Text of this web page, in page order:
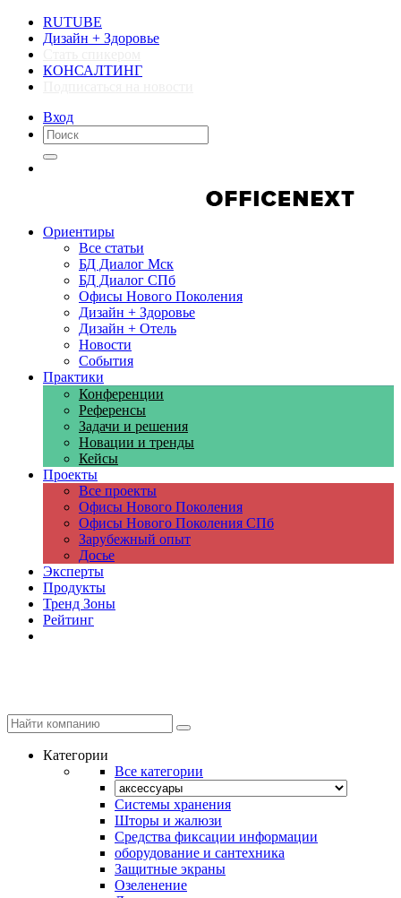
RUTUBE
Дизайн + Здоровье
КОНСАЛТИНГ
Вход
Ориентиры
Все статьи
БД Диалог Мск
БД Диалог СПб
Офисы Нового Поколения
Дизайн + Здоровье
Дизайн + Отель
Новости
События
Практики
Конференции
Референсы
Задачи и решения
Новации и тренды
Кейсы
Проекты
Все проекты
Офисы Нового Поколения
Офисы Нового Поколения СПб
Зарубежный опыт
Досье
Эксперты
Продукты
Тренд Зоны
Рейтинг
Категории
Все категории
Cистемы хранения
Шторы и жалюзи
Средства фиксации информации
оборудование и сантехника
Защитные экраны
Озеленение